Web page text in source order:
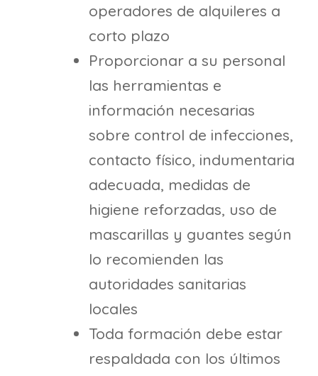
operadores de alquileres a
corto plazo
Proporcionar a su personal
las herramientas e
información necesarias
sobre control de infecciones,
contacto físico, indumentaria
adecuada, medidas de
higiene reforzadas, uso de
mascarillas y guantes según
lo recomienden las
autoridades sanitarias
locales
Toda formación debe estar
respaldada con los últimos